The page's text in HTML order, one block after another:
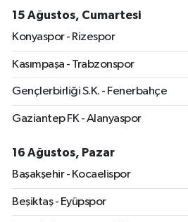
15 Ağustos, Cumartesi
Konyaspor - Rizespor
Kasımpaşa - Trabzonspor
Gençlerbirliği S.K. - Fenerbahçe
Gaziantep FK - Alanyaspor
16 Ağustos, Pazar
Başakşehir - Kocaelispor
Beşiktaş - Eyüpspor